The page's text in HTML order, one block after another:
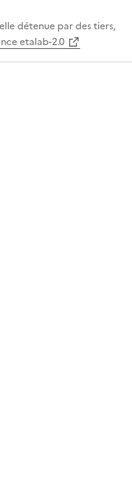
détenue par des tiers,
etalab-2.0